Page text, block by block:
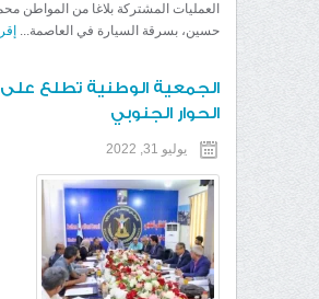
العمليات المشتركة بلاغا من المواطن
حسين، بسرقة السيارة في العاصمة...
الجمعية الوطنية تطلع
الحوار الجنوبي
يوليو 31, 2022